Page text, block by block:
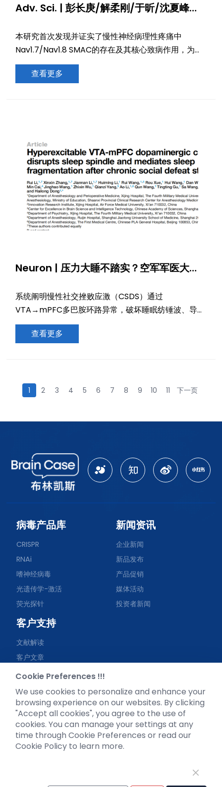
Adv. Sci. | 彭长庚/解柔刚/于昕/沈夏峰等
Nav1.7/1.8超分子复合物的发现改写慢性痛
治疗思路
本研究首次发现并证实了慢性神经病理性疼痛中
Nav1.7/Nav1.8 SMAC的存在及其核心致病作用，为理
解该病的深层机制提供了全新视角。
查看更多
Neuron | 压力大睡不踏实？空军军医大学
介导慢性应激下睡眠结构异常
系统阐明慢性社交挫败应激（CSDS）通过
VTA→mPFC多巴胺环路异常，破坏睡眠纺锤波、导致
NREM睡眠碎片化的完整分子与环路机制。
查看更多
1 2 3 4 5 6 7 8 9 10 11 下一页
病毒产品库
CRISPR
RNAi
嗜神经病毒
光遗传学-激活
荧光探针
新闻资讯
企业新闻
新品发布
产品促销
媒体活动
投资者新闻
客户支持
文献解读
客户文章
实用tips
资料下载
视频专区
常见问题
Cookie Preferences !!!
We use cookies to personalize and enhance your
browsing experience on our websites. By clicking
"Accept all cookies", you agree to the use of
cookies. You can manage your settings at any
time through Cookie Preferences or read our
Cookie Policy to learn more.